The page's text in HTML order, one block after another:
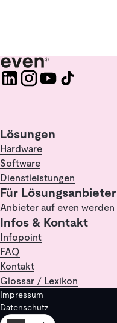
Lösungen
Hardware
Software
Dienstleistungen
Für Lösungsanbieter
Anbieter auf even werden
Infos & Kontakt
Infopoint
FAQ
Kontakt
Glossar / Lexikon
Impressum
Datenschutz